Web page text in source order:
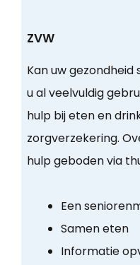
ZVW
Kan uw
u al veelvuldig
hulp bij eten en
zorgverzekering.
hulp geboden via
Een
Samen eten
Informatie